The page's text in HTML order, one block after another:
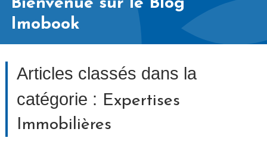
Bienvenue sur le Blog
Imobook
Articles classés dans la
catégorie : Expertises
Immobilières